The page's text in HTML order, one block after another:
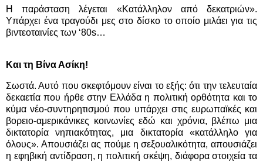
Η παράσταση λέγεται «Κατάλληλον από δεκατριών».
Υπάρχει ένα τραγούδι μες στο δίσκο το οποίο μιλάει για τις
βιντεοταινίες των ‘80s…
Και τη Βίνα Ασίκη!
Σωστά. Αυτό που σκεφτόμουν είναι το εξής: ότι την τελευταία
δεκαετία που ήρθε στην Ελλάδα η πολιτική ορθότητα και το
κύμα νέο-συντηρητισμού που υπάρχει στις ευρωπαϊκές και
βορειο-αμερικάνικες κοινωνίες εδώ και χρόνια, βλέπω μια
δικτατορία νηπιακότητας, μια δικτατορία «κατάλληλο για
όλους». Απουσιάζει ας πούμε η σεξουαλικότητα, απουσιάζει
η εφηβική αντίδραση, η πολιτική σκέψη, διάφορα στοιχεία τα